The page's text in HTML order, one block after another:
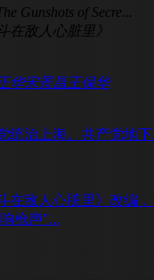
Gunshots of Secre...
在敌人心脏里》
华宋景昌王保华
统治上海。共产党地
在敌人心脏里》改编
枪声”...